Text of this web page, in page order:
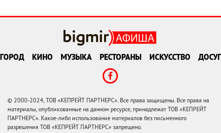
ГОРОД КИНО МУЗЫКА РЕСТОРАНЫ ИСКУССТВО ДОСУГ
© 2000-2024, ТОВ «КЕПРЕЙТ ПАРТНЕРС». Все права защищены. Все права на
материалы, опубликованные на данном ресурсе, принадлежат ТОВ «КЕПРЕЙТ
ПАРТНЕРС». Какое-либо использование материалов без письменного
разрешения ТОВ «КЕПРЕЙТ ПАРТНЕРС» запрещено.